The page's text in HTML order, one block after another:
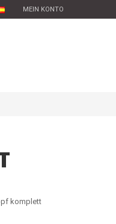
MEIN KONTO
komplett